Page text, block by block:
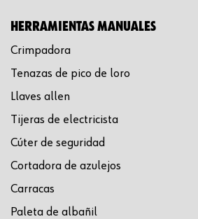
HERRAMIENTAS MANUALES
Crimpadora
Tenazas de pico de loro
Llaves allen
Tijeras de electricista
Cúter de seguridad
Cortadora de azulejos
Carracas
Paleta de albañil